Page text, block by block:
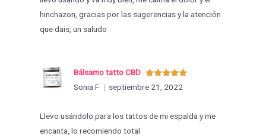
hinchazon, gracias por las sugerencias y la atención
que dais, un saludo
Valorado
con 5de 5
Bálsamo tatto CBD
Sonia F
septiembre 21, 2022
Llevo usándolo para los tattos de mi espalda y me
encanta, lo recomiendo total